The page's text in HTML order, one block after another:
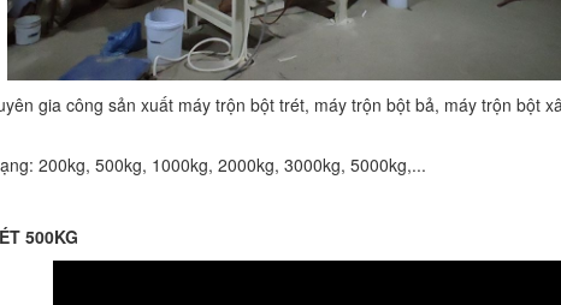
gia công sản xuất máy trộn bột trét, máy trộn bột bả, máy trộn bột
200kg, 500kg, 1000kg, 2000kg, 3000kg, 5000kg,...
500KG